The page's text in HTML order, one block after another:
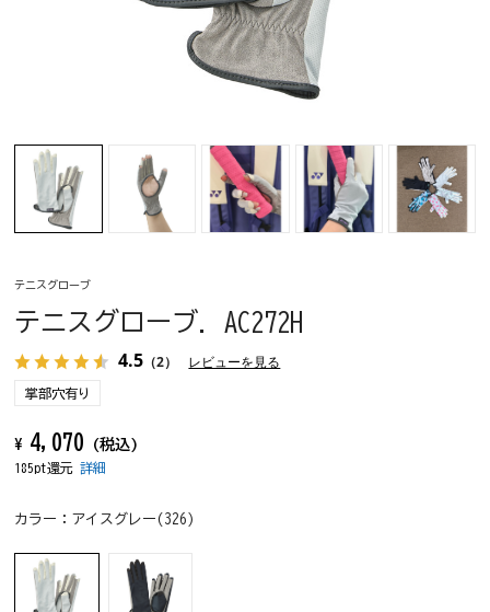
テニスグローブ
テニスグローブ. AC272H
4.5 （2） レビューを見る
掌部穴有り
¥ 4,070 (税込)
185pt還元詳細
カラー： アイスグレー(326)